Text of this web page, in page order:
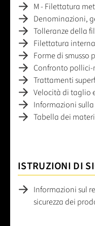
M - Filettatura
Denominazioni,
Tolleranze della
Filettatura
Forme di smusso
Confronto pollici-
Trattamenti
Velocità di taglio
Informazioni
Tabella dei
ISTRUZIONI DI
Informazioni sul
sicurezza dei